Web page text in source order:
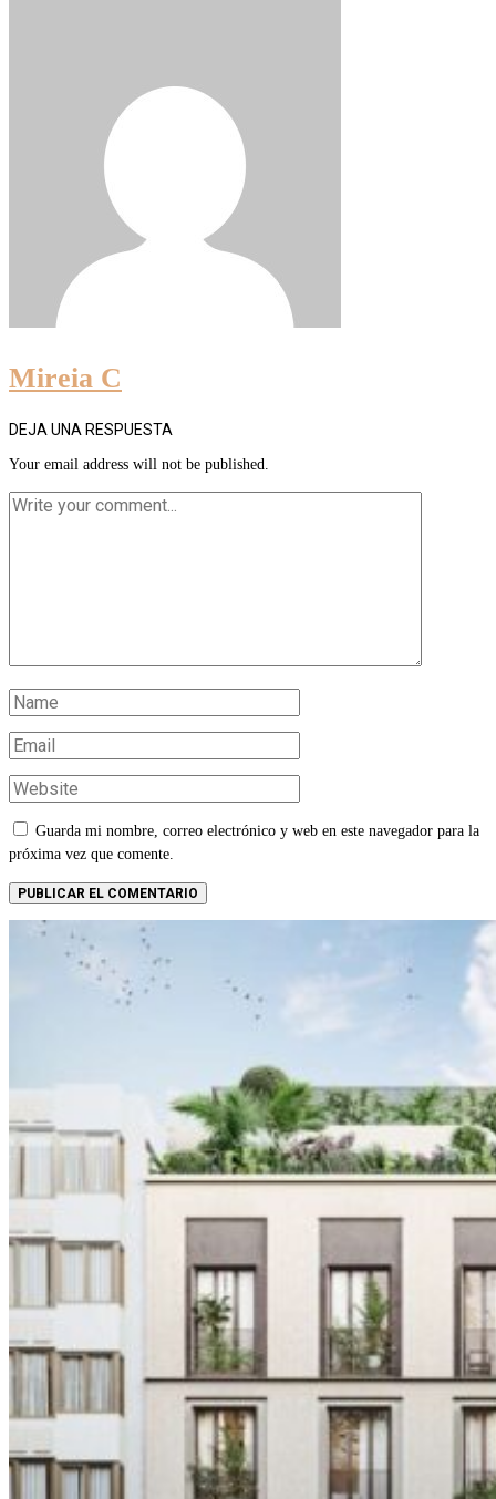
Mireia C
DEJA UNA RESPUESTA
Your email address will not be published.
Guarda mi nombre, correo electrónico y web en este navegador para la
próxima vez que comente.